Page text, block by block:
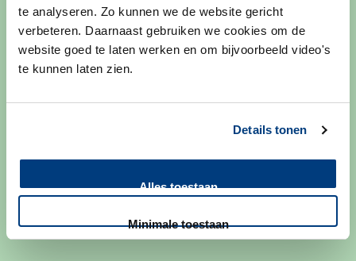
te analyseren. Zo kunnen we de website gericht
verbeteren. Daarnaast gebruiken we cookies om de
website goed te laten werken en om bijvoorbeeld video's
te kunnen laten zien.
Details tonen
Alles toestaan
Minimale toestaan
Algemene informatie over een bezoek aan de
polikliniek
Contact & Route